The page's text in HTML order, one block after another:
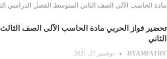
مادة الحاسب الآلى الصف الثاني المتوسط الفصل الدراسي
تحضير فواز الحربي مادة الحاسب الآلى الصف
الثاني
HYAMFATHY نوفمبر 27, 2021